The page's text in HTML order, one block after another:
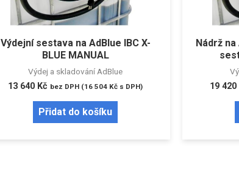
Výdejní sestava na AdBlue IBC X-
BLUE MANUAL
Výdej a skladování AdBlue
13 640 Kč bez DPH (16 504 Kč s DPH)
Přidat do košíku
Nádrž
19 420